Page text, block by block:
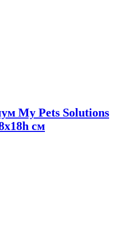
My Pets Solutions
см